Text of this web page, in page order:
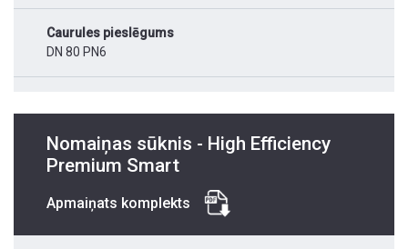
Caurules pieslēgums
DN 80 PN6
Nomaiņas sūknis - High Efficiency
Premium Smart
Apmaiņats komplekts